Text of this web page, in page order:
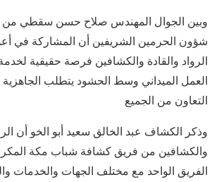
​وبين الجوال المهندس صلاح حسن سقطي من
شؤون الحرمين الشريفين أن المشاركة في
الرواد والقادة والكشافين فرصة حقيقية
العمل الميداني وسط الحشود يتطلب الجاهزية
التعاون من الجميع
​وذكر الكشاف عبد الخالق سعيد أبو الخو أن
والكشافين من فريق كشافة شباب مكة
الفريق الواحد مع مختلف الجهات والخدمات